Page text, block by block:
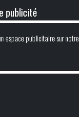
publicité
espace publicitaire sur